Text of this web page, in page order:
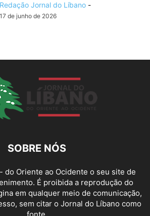
Redação Jornal do Líbano -
17 de junho de 2026
SOBRE NÓS
do Oriente ao Ocidente o seu site de
É proibida a reprodução do
em qualquer meio de comunicação,
sem citar o Jornal do Líbano como